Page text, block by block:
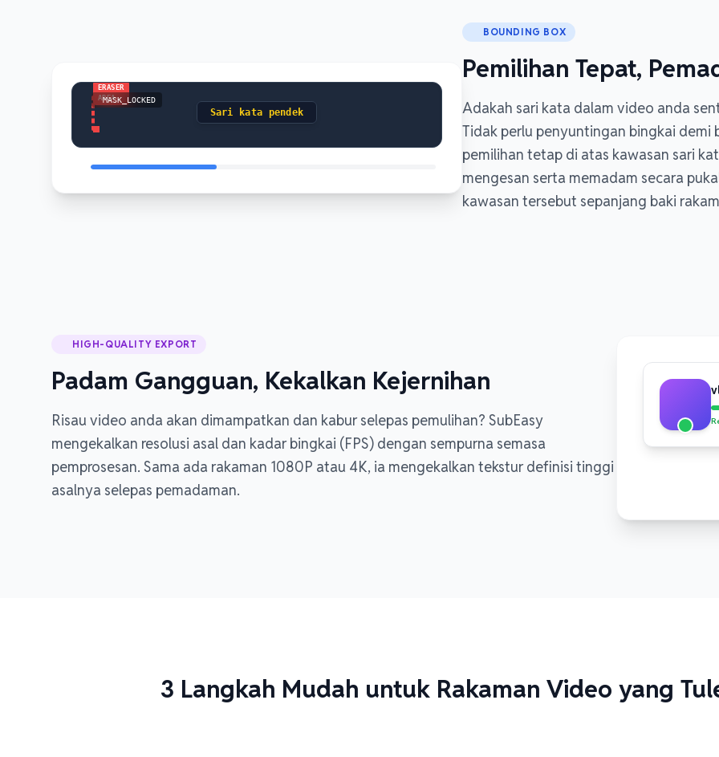
BOUNDING BOX
Pemilihan Tepat,
Adakah sari kata dalam video anda
Tidak perlu penyuntingan bingkai demi
pemilihan tetap di atas kawasan sari
mengesan serta memadam secara
kawasan tersebut sepanjang baki
Sari kata pendek
ERASER
AREA
MASK_LOCKED
HIGH-QUALITY EXPORT
Padam Gangguan, Kekalkan Kejernihan
Risau video anda akan dimampatkan dan kabur selepas pemulihan? SubEasy
mengekalkan resolusi asal dan kadar bingkai (FPS) dengan sempurna semasa
pemprosesan. Sama ada rakaman 1080P atau 4K, ia mengekalkan tekstur definisi tinggi
asalnya selepas pemadaman.
3 Langkah Mudah untuk Rakaman Video yang